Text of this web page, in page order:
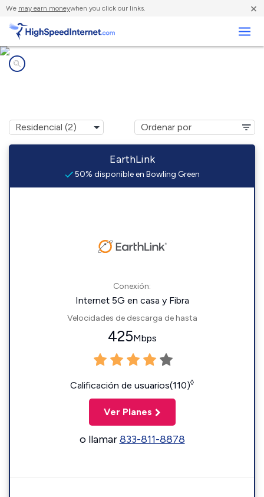
We may earn moneywhen you click our links. ×
EarthLink
50% disponible en Bowling Green
Conexión:
Internet 5G en casa y Fibra
Velocidades de descarga de hasta
425Mbps
Calificación de usuarios(110)◊
Ver Planes
o llamar833-811-8878